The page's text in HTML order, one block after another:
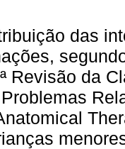
das
Revisão da